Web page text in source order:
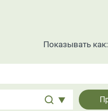
Показывать как: